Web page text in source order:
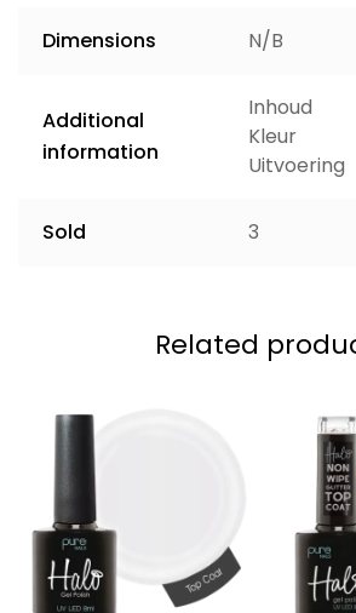
Dimensions N/B
Additional
information
Inhoud
Kleur
Uitvoering
Sold 3
Related